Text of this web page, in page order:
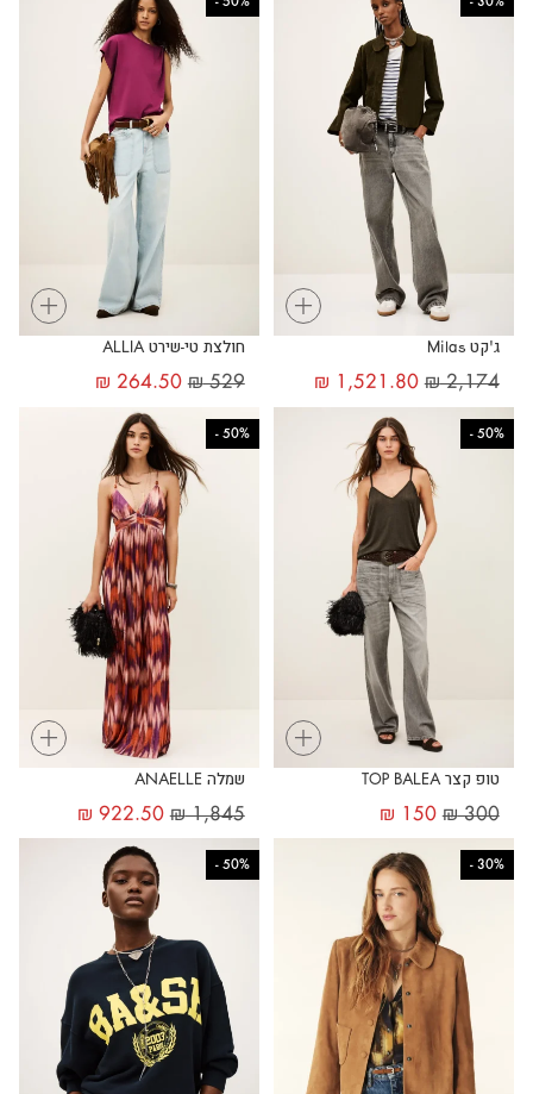
+
ג'קט Milas
₪2,174
₪ 1,521.80
+
חולצת טי-שירט ALLIA
₪529
₪ 264.50
+
50%
-
טופ קצר TOP BALEA
₪300
₪ 150
+
50%
-
שמלה ANAELLE
₪1,845
₪ 922.50
30%
-
50%
-